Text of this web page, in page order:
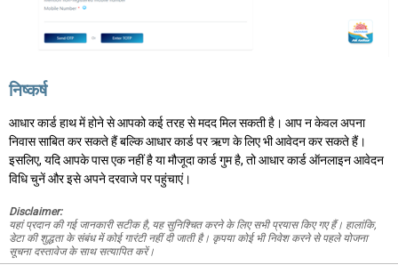
निष्कर्ष
आधार कार्ड हाथ में होने से आपको कई तरह से मदद मिल सकती है। आप न केवल अपना
निवास साबित कर सकते हैं बल्कि आधार कार्ड पर ऋण के लिए भी आवेदन कर सकते हैं।
इसलिए, यदि आपके पास एक नहीं है या मौजूदा कार्ड गुम है, तो आधार कार्ड ऑनलाइन आवेदन
विधि चुनें और इसे अपने दरवाजे पर पहुंचाएं।
Disclaimer:
यहां प्रदान की गई जानकारी सटीक है, यह सुनिश्चित करने के लिए सभी प्रयास किए गए हैं। हालांकि,
डेटा की शुद्धता के संबंध में कोई गारंटी नहीं दी जाती है। कृपया कोई भी निवेश करने से पहले योजना
सूचना दस्तावेज के साथ सत्यापित करें।